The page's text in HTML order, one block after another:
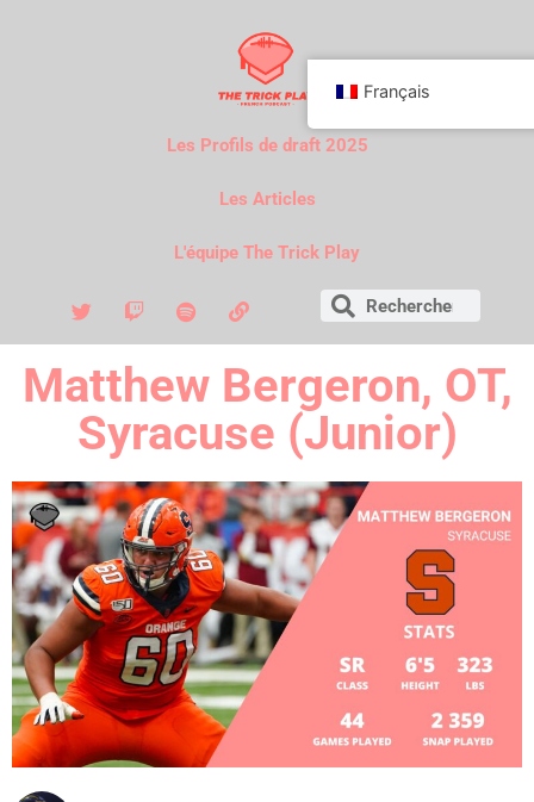
Les Profils de draft 2025
Les Articles
L'équipe The Trick Play
Matthew Bergeron, OT,
Syracuse (Junior)
Français